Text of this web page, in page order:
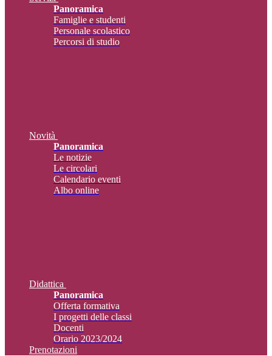
Panoramica
Famiglie e studenti
Personale scolastico
Percorsi di studio
Novità
Panoramica
Le notizie
Le circolari
Calendario eventi
Albo online
Didattica
Panoramica
Offerta formativa
I progetti delle classi
Docenti
Orario 2023/2024
Prenotazioni